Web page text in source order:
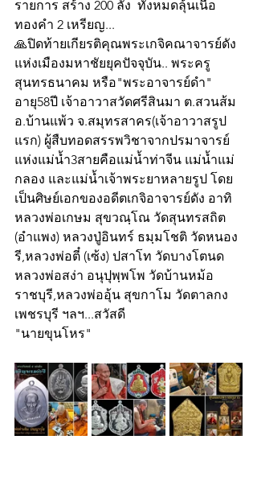
รายการ สร้าง 200 ลัง  ทั้งหมดลุ้นเนื้อ
ทองคำ 2 เหรียญ...
🙏ปิดท้ายเกียรติคุณพระเกจิคณาจารย์ดัง
แห่งเมืองมหาชัยยุคปัจจุบัน.. พระครู
สุนทรธนาคม หรือ"พระอาจารย์ดำ"
อายุ58ปี เจ้าอาวาสวัดศรีสินมา ต.สวนส้ม
อ.บ้านแพ้ว จ.สมุทรสาคร(เจ้าอาวาสรูป
แรก) ผู้สืบทอดสรรพวิชาจากปรมาจารย์
แห่งแม่น้ำ3สายคือแม่น้ำท่าจีน แม่น้ำแม่
กลอง และแม่น้ำเจ้าพระยาหลายรูป โดย
เป็นศิษย์เอกของอดีตเกจิอาจารย์ดัง อาทิ
หลวงพ่อเกษม สุขวณฺโณ วัดสุนทรสถิต
(อำแพง) หลวงปู่อินทร์ ธมฺมโชติ วัดหนอง
รี,หลวงพ่อตี๋ (เซ้ง) ปสาโท วัดบางโตนด
หลวงพ่อสง่า อนุปุพฺพโพ วัดบ้านหม้อ
ราชบุรี,หลวงพ่ออุ้น สุขกาโม วัดตาลกง
เพชรบุรี ฯลฯ...สวัสดี
"นายขุนโหร"